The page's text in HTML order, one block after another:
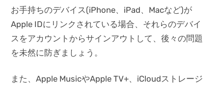
お手持ちのデバイス(iPhone、iPad、Macなど)が
Apple IDにリンクされている場合、それらのデバイ
スをアカウントからサインアウトして、後々の問題
を未然に防ぎましょう。
また、Apple MusicやApple TV+、iCloudストレージ